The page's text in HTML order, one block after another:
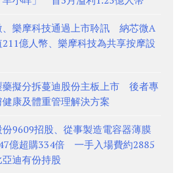
、樂摩科技通過上市聆訊 納芯微A
211億人幣、樂摩科技為共享按摩設
藥擬分拆蔓迪股份主板上市 後者專
康及體重管理解決方案
份9609招股、從事製造電容器薄膜
億超購334倍 一手入場費約2885
迪有份持股